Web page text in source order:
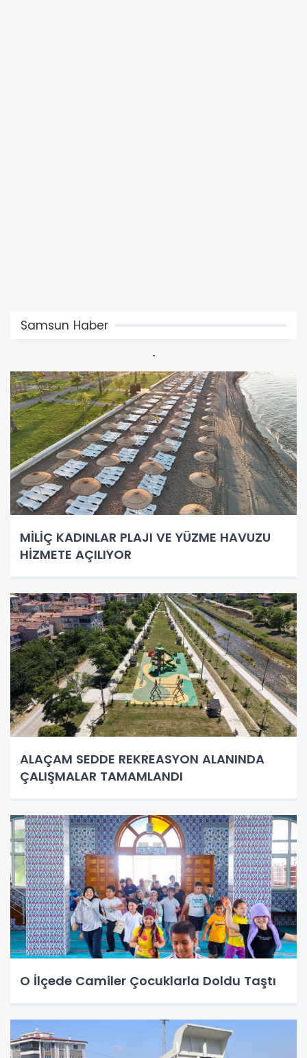
Samsun Haber
MİLİÇ KADINLAR PLAJI VE YÜZME HAVUZU
HİZMETE AÇILIYOR
ALAÇAM SEDDE REKREASYON ALANINDA
ÇALIŞMALAR TAMAMLANDI
O İlçede Camiler Çocuklarla Doldu Taştı